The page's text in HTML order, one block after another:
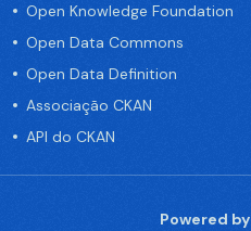
Open Knowledge Foundation
Open Data Commons
Open Data Definition
Associação CKAN
API do CKAN
Powered by